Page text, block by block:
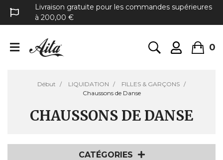
Livraison gratuite pour les commandes supérieures
à 200,00 €
0
Début LIQUIDATION
FILLES & GARÇONS
Chaussons de Danse
CHAUSSONS DE DANSE
CATÉGORIES